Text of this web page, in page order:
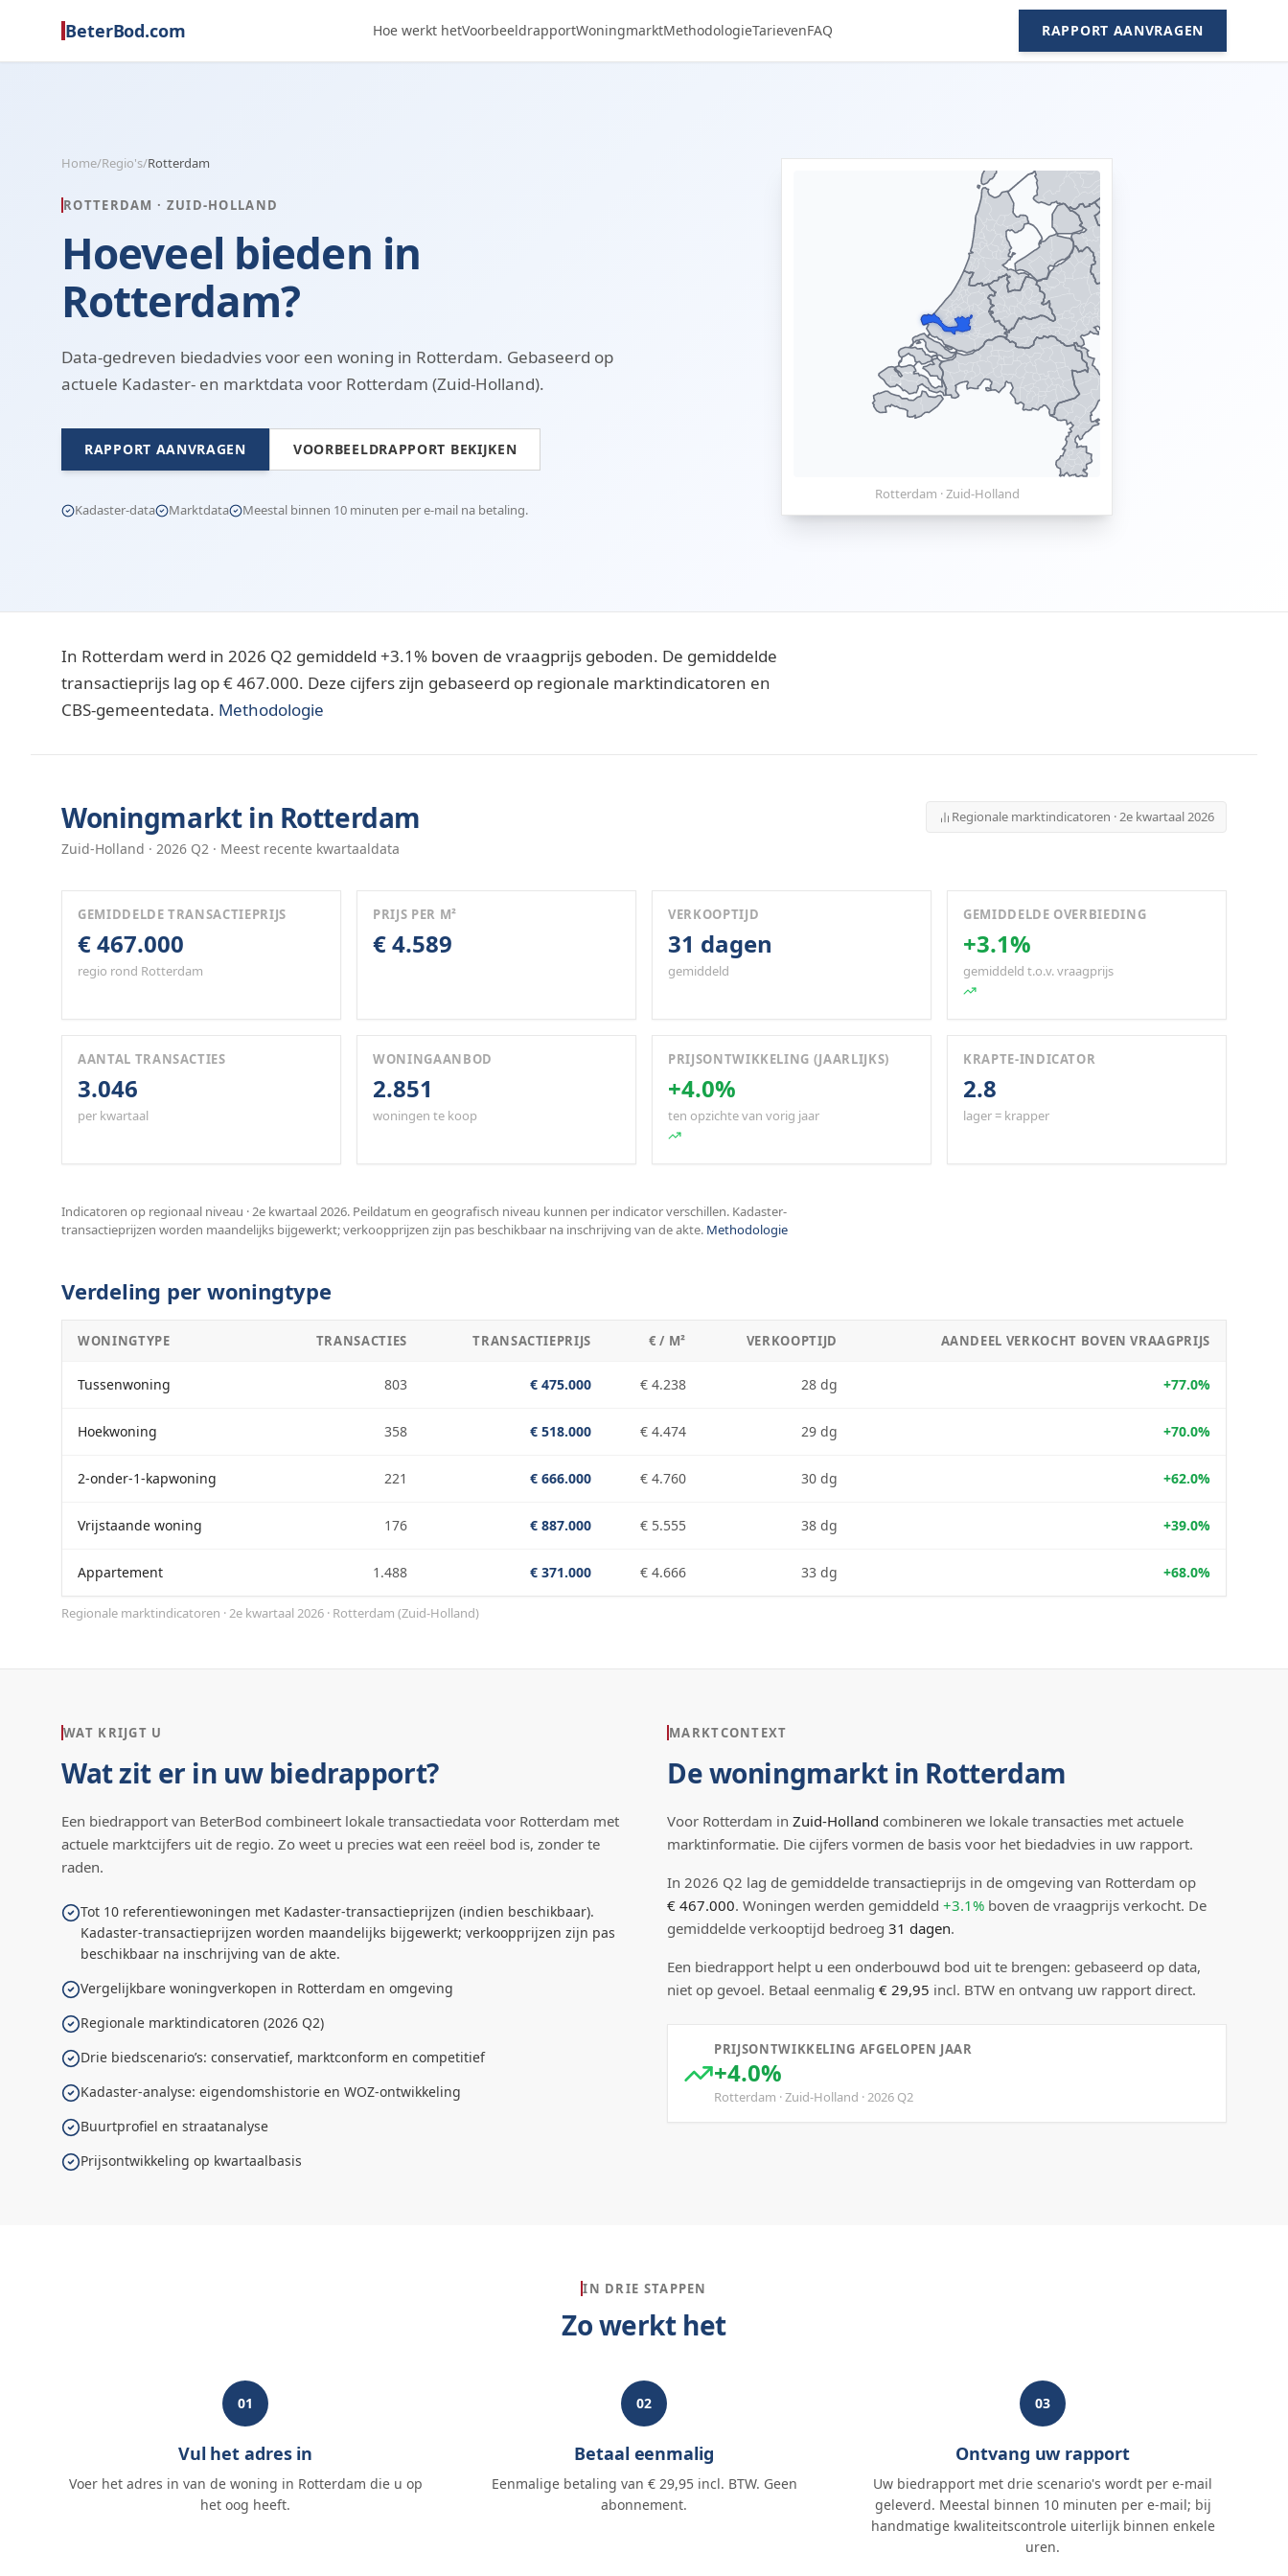
BeterBod.com Hoe werkt hetVoorbeeldrapportWoningmarktMethodologieTarievenFAQ RAPPORT AANVRAGEN
Home/Regio's/Rotterdam
ROTTERDAM · ZUID-HOLLAND
Hoeveel bieden in
Rotterdam?
Data-gedreven biedadvies voor een woning in Rotterdam. Gebaseerd op
actuele Kadaster- en marktdata voor Rotterdam (Zuid-Holland).
RAPPORT AANVRAGEN VOORBEELDRAPPORT BEKIJKEN
Kadaster-data Marktdata Meestal binnen 10 minuten per e-mail na betaling.
Rotterdam ·Zuid-Holland
In Rotterdam werd in 2026 Q2 gemiddeld +3.1% boven de vraagprijs geboden. De gemiddelde
transactieprijs lag op € 467.000. Deze cijfers zijn gebaseerd op regionale marktindicatoren en
CBS-gemeentedata. Methodologie
Woningmarkt in Rotterdam
Zuid-Holland · 2026 Q2 · Meest recente kwartaaldata
Regionale marktindicatoren · 2e kwartaal 2026
GEMIDDELDE TRANSACTIEPRIJS
€ 467.000
regio rond Rotterdam
PRIJS PER M²
€ 4.589
VERKOOPTIJD
31 dagen
gemiddeld
GEMIDDELDE OVERBIEDING
+3.1%
gemiddeld t.o.v. vraagprijs
AANTAL TRANSACTIES
3.046
per kwartaal
WONINGAANBOD
2.851
woningen te koop
PRIJSONTWIKKELING (JAARLIJKS)
+4.0%
ten opzichte van vorig jaar
KRAPTE-INDICATOR
2.8
lager = krapper
Indicatoren op regionaal niveau · 2e kwartaal 2026. Peildatum en geografisch niveau kunnen per indicator verschillen. Kadaster-
transactieprijzen worden maandelijks bijgewerkt; verkoopprijzen zijn pas beschikbaar na inschrijving van de akte. Methodologie
Verdeling per woningtype
WONINGTYPE TRANSACTIES TRANSACTIEPRIJS € / M² VERKOOPTIJD AANDEEL VERKOCHT BOVEN VRAAGPRIJS
Tussenwoning 803 € 475.000 € 4.238 28 dg +77.0%
Hoekwoning 358 € 518.000 € 4.474 29 dg +70.0%
2-onder-1-kapwoning 221 € 666.000 € 4.760 30 dg +62.0%
Vrijstaande woning 176 € 887.000 € 5.555 38 dg +39.0%
Appartement 1.488 € 371.000 € 4.666 33 dg +68.0%
Regionale marktindicatoren · 2e kwartaal 2026 · Rotterdam (Zuid-Holland)
WAT KRIJGT U
Wat zit er in uw biedrapport?
Een biedrapport van BeterBod combineert lokale transactiedata voor Rotterdam met
actuele marktcijfers uit de regio. Zo weet u precies wat een reëel bod is, zonder te
raden.
Tot 10 referentiewoningen met Kadaster-transactieprijzen (indien beschikbaar).
Kadaster-transactieprijzen worden maandelijks bijgewerkt; verkoopprijzen zijn pas
beschikbaar na inschrijving van de akte.
Vergelijkbare woningverkopen in Rotterdam en omgeving
Regionale marktindicatoren (2026 Q2)
Drie biedscenario’s: conservatief, marktconform en competitief
Kadaster-analyse: eigendomshistorie en WOZ-ontwikkeling
Buurtprofiel en straatanalyse
Prijsontwikkeling op kwartaalbasis
MARKTCONTEXT
De woningmarkt in Rotterdam
Voor Rotterdam in Zuid-Holland combineren we lokale transacties met actuele
marktinformatie. Die cijfers vormen de basis voor het biedadvies in uw rapport.
In 2026 Q2 lag de gemiddelde transactieprijs in de omgeving van Rotterdam op
€ 467.000. Woningen werden gemiddeld +3.1% boven de vraagprijs verkocht. De
gemiddelde verkooptijd bedroeg 31 dagen.
Een biedrapport helpt u een onderbouwd bod uit te brengen: gebaseerd op data,
niet op gevoel. Betaal eenmalig € 29,95 incl. BTW en ontvang uw rapport direct.
PRIJSONTWIKKELING AFGELOPEN JAAR
+4.0%
Rotterdam ·Zuid-Holland ·2026 Q2
IN DRIE STAPPEN
Zo werkt het
01
Vul het adres in
Voer het adres in van de woning in Rotterdam die u op
het oog heeft.
02
Betaal eenmalig
Eenmalige betaling van € 29,95 incl. BTW. Geen
abonnement.
03
Ontvang uw rapport
Uw biedrapport met drie scenario's wordt per e-mail
geleverd. Meestal binnen 10 minuten per e-mail; bij
handmatige kwaliteitscontrole uiterlijk binnen enkele
uren.